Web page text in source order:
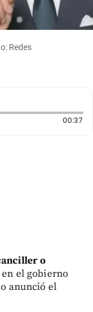
Redes
00:37
o
el gobierno
anunció el